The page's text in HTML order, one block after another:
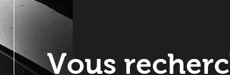
Vous